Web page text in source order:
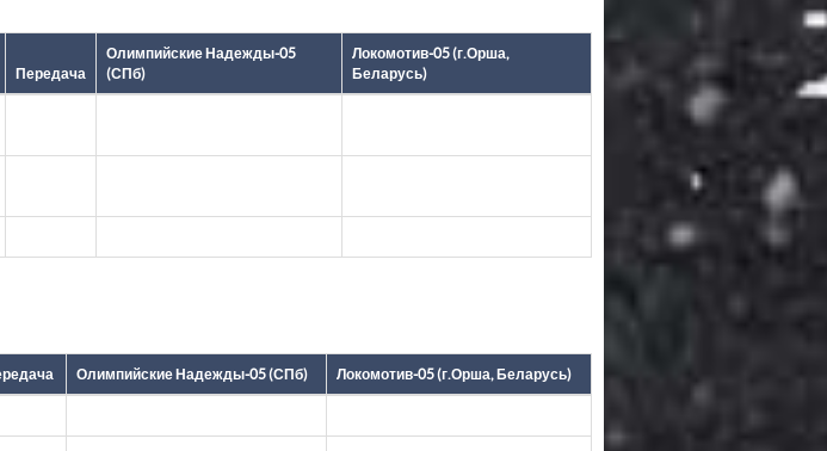
Передача
Олимпийские Надежды-05
(СПб)
Локомотив-05 (г.Орша,
Беларусь)
Олимпийские Надежды-05 (СПб) Локомотив-05 (г.Орша, Беларусь)